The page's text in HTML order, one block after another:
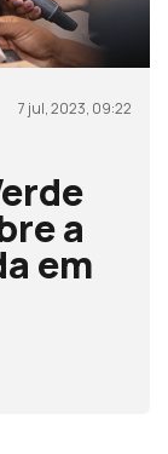
7 jul, 2023, 09:22
a
em